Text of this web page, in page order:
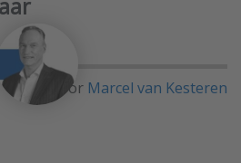
Door Marcel van Kesteren